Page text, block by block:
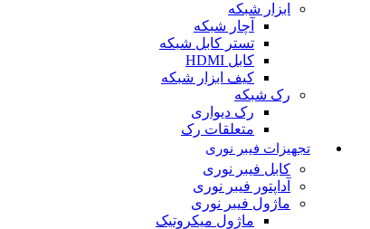
ابزار شبکه
آچار شبکه
تستر کابل شبکه
کابل HDMI
کیف ابزار شبکه
رک شبکه
رک دیواری
متعلقات رک
تجهیزات فیبر نوری
کابل فیبر نوری
آداپتور فیبر نوری
ماژول فیبر نوری
ماژول میکروتیک